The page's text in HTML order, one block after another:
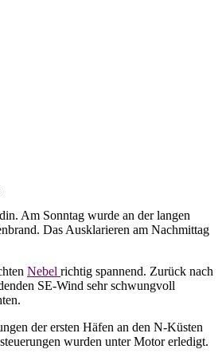
Am Sonntag wurde an der langen
Das Ausklarieren am Nachmittag
Nebel richtig spannend. Zurück nach
SE-Wind sehr schwungvoll
der ersten Häfen an den N-Küsten
wurden unter Motor erledigt.